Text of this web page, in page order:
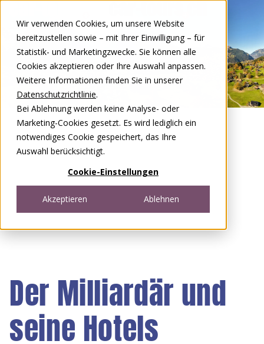
Wir verwenden Cookies, um unsere Website
bereitzustellen sowie – mit Ihrer Einwilligung – für
Statistik- und Marketingzwecke. Sie können alle
Cookies akzeptieren oder Ihre Auswahl anpassen.
Weitere Informationen finden Sie in unserer
Datenschutzrichtlinie.
Bei Ablehnung werden keine Analyse- oder
Marketing-Cookies gesetzt. Es wird lediglich ein
notwendiges Cookie gespeichert, das Ihre
Auswahl berücksichtigt.
Cookie-Einstellungen
Akzeptieren Ablehnen
DEFR
Open menu
Der Milliardär und
seine Hotels